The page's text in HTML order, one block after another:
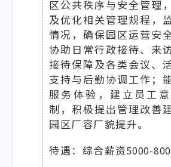
区公共秩序与安全管理
及优化相关管理规程，
情况，确保园区运营安
协助日常行政接待、来
接待保障及各类会议、
支持与后勤协调工作；
服务体验，建立员工
制，积极提出管理改善
园区厂容厂貌提升。
待遇：综合薪资5000-